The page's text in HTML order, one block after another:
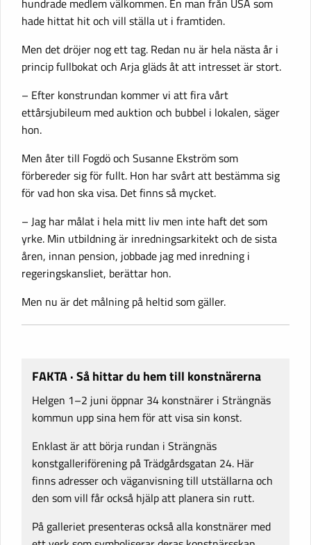
hundrade medlem välkommen. En man från USA som
hade hittat hit och vill ställa ut i framtiden.
Men det dröjer nog ett tag. Redan nu är hela nästa år i
princip fullbokat och Arja gläds åt att intresset är stort.
– Efter konstrundan kommer vi att fira vårt
ettårsjubileum med auktion och bubbel i lokalen, säger
hon.
Men åter till Fogdö och Susanne Ekström som
förbereder sig för fullt. Hon har svårt att bestämma sig
för vad hon ska visa. Det finns så mycket.
– Jag har målat i hela mitt liv men inte haft det som
yrke. Min utbildning är inredningsarkitekt och de sista
åren, innan pension, jobbade jag med inredning i
regeringskansliet, berättar hon.
Men nu är det målning på heltid som gäller.
FAKTA · Så hittar du hem till konstnärerna
Helgen 1–2 juni öppnar 34 konstnärer i Strängnäs
kommun upp sina hem för att visa sin konst.
Enklast är att börja rundan i Strängnäs
konstgalleriförening på Trädgårdsgatan 24. Här
finns adresser och väganvisning till utställarna och
den som vill får också hjälp att planera sin rutt.
På galleriet presenteras också alla konstnärer med